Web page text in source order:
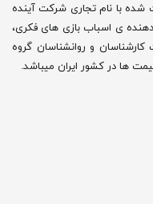
شده با نام تجاری شرکت آینده
با شماره ثبت 519773، ارائه دهنده ی اسباب بازی های فکری،
و روانشناسان گروه
ها در کشور ایران میباشد.